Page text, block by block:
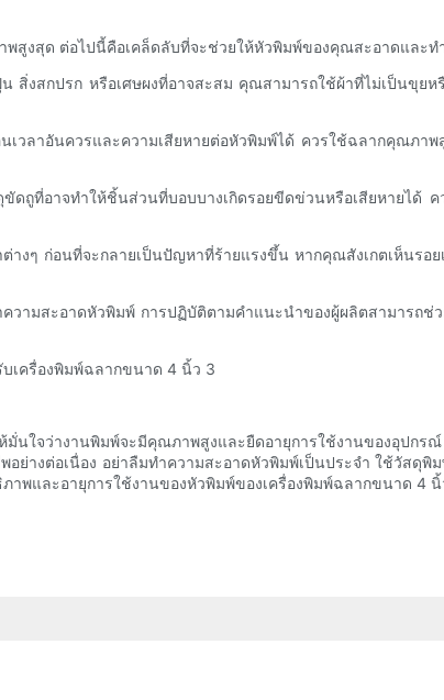
งสุด ต่อไปนี้คือเคล็ดลับที่จะช่วยให้หัวพิมพ์ของคุณสะอาดและทำ
สิ่งสกปรก หรือเศษผงที่อาจสะสม คุณสามารถใช้ผ้าที่ไม่เป็นขุย
วลาอันควรและความเสียหายต่อหัวพิมพ์ได้ ควรใช้ฉลากคุณภา
ถูที่อาจทำให้ชิ้นส่วนที่บอบบางเกิดรอยขีดข่วนหรือเสียหายได้
ๆ ก่อนที่จะกลายเป็นปัญหาที่ร้ายแรงขึ้น หากคุณสังเกตเห็นรอย
ามสะอาดหัวพิมพ์ การปฏิบัติตามคำแนะนำของผู้ผลิตสามารถช่
นใจว่างานพิมพ์จะมีคุณภาพสูงและยืดอายุการใช้งานของอุปกร
างต่อเนื่อง อย่าลืมทำความสะอาดหัวพิมพ์เป็นประจำ ใช้วัสดุพิ
าพและอายุการใช้งานของหัวพิมพ์ของเครื่องพิมพ์ฉลากขนาด 4